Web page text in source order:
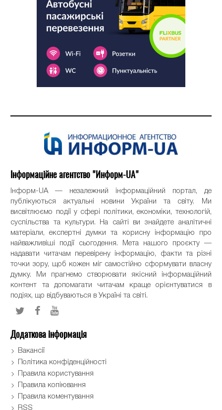
Інформаційне агентство "Информ-UA"
Інформ-UA — незалежний інформаційний портал, де
публікуються актуальні новини України та світу. Ми
висвітлюємо події у сфері політики, економіки, технологій,
суспільства та культури. На сайті ви знайдете аналітичні
матеріали, експертні думки та корисну інформацію про
найважливіші події сьогодення. Мета нашого проєкту —
надавати читачам перевірену інформацію, факти та різні
точки зору, щоб кожен міг самостійно сформувати власну
думку. Ми прагнемо створювати якісний інформаційний
контент та допомагати читачам краще орієнтуватися в
подіях, що відбуваються в Україні та світі.
Додаткова інформація
Вакансії
Політика конфіденційності
Правила користування
Правила копіювання
Правила коментування
RSS